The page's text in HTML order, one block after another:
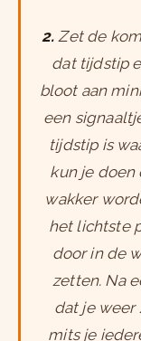
2. Zet de
dat tijdstip
bloot aan
een
tijdstip is
kun je doen
wakker
het lichtste
door in de
zetten. Na
dat je weer
mits je